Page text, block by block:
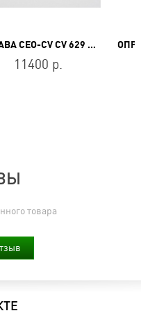
ОПРАВА CEO-CV CV 629 BK
11400 р.
товара